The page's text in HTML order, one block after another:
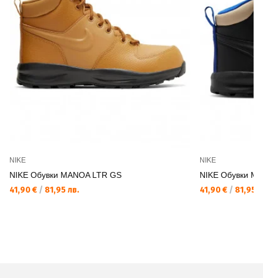
NIKE
NIKE Обувки MANOA LTR GS
41,90 € / 81,95 лв.
NIKE
NIKE Обувки
41,90 € / 81,95